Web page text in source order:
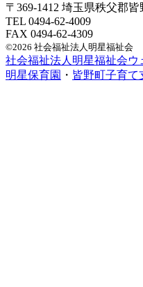
〒369-1412 埼玉県秩父郡皆
TEL 0494-62-4009
FAX 0494-62-4309
©2026 社会福祉法人明星福祉会
社会福祉法人明星福祉会ウ
明星保育園 ・ 皆野町子育て